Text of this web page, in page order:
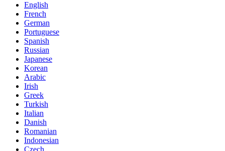
English
French
German
Portuguese
Spanish
Russian
Japanese
Korean
Arabic
Irish
Greek
Turkish
Italian
Danish
Romanian
Indonesian